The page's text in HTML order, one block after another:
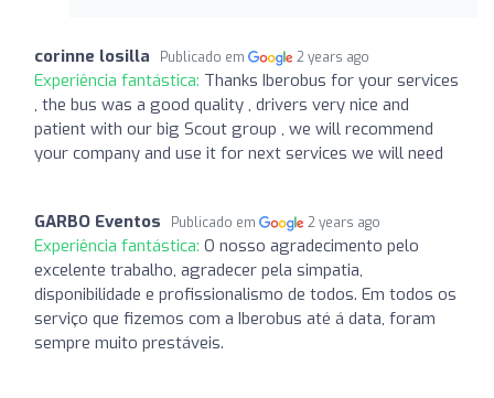
corinne losilla Publicado em 2 years ago
Experiência fantástica: Thanks Iberobus for your services
, the bus was a good quality , drivers very nice and
patient with our big Scout group , we will recommend
your company and use it for next services we will need
GARBO Eventos Publicado em 2 years ago
Experiência fantástica: O nosso agradecimento pelo
excelente trabalho, agradecer pela simpatia,
disponibilidade e profissionalismo de todos. Em todos os
serviço que fizemos com a Iberobus até á data, foram
sempre muito prestáveis.